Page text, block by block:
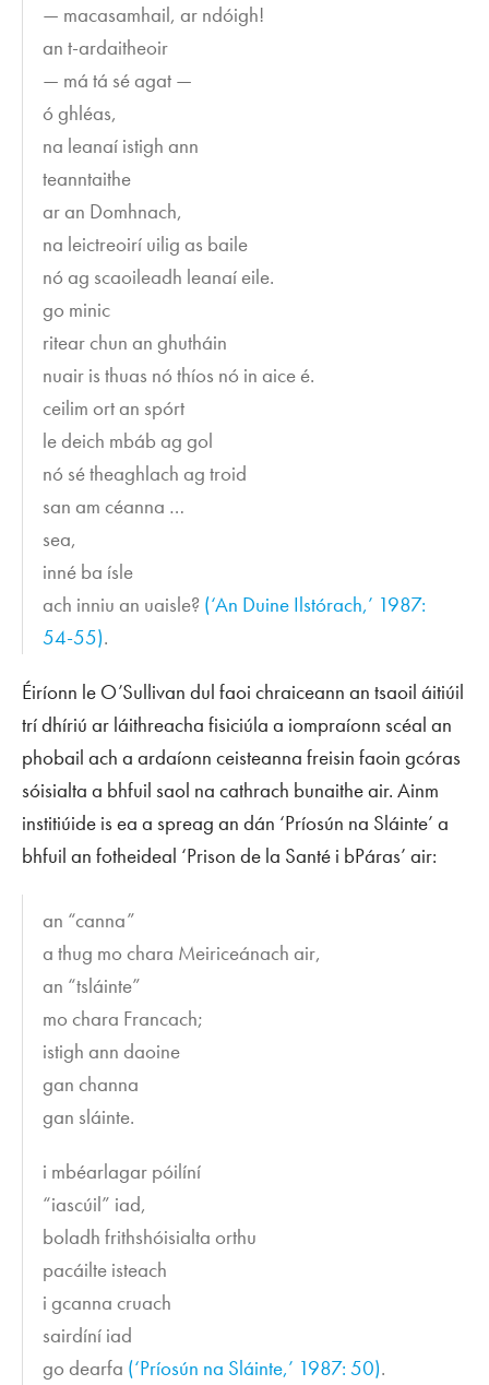
— macasamhail, ar ndóigh!
an t-ardaitheoir
— má tá sé agat —
ó ghléas,
na leanaí istigh ann
teanntaithe
ar an Domhnach,
na leictreoirí uilig as baile
nó ag scaoileadh leanaí eile.
go minic
ritear chun an ghutháin
nuair is thuas nó thíos nó in aice é.
ceilim ort an spórt
le deich mbáb ag gol
nó sé theaghlach ag troid
san am céanna …
sea,
inné ba ísle
ach inniu an uaisle? (‘An Duine Ilstórach,’ 1987:
54-55).
Éiríonn le O’Sullivan dul faoi chraiceann an tsaoil áitiúil
trí dhíriú ar láithreacha fisiciúla a iompraíonn scéal an
phobail ach a ardaíonn ceisteanna freisin faoin gcóras
sóisialta a bhfuil saol na cathrach bunaithe air. Ainm
institiúide is ea a spreag an dán ‘Príosún na Sláinte’ a
bhfuil an fotheideal ‘Prison de la Santé i bPáras’ air:
an “canna”
a thug mo chara Meiriceánach air,
an “tsláinte”
mo chara Francach;
istigh ann daoine
gan channa
gan sláinte.
i mbéarlagar póilíní
“iascúil” iad,
boladh frithshóisialta orthu
pacáilte isteach
i gcanna cruach
sairdíní iad
go dearfa (‘Príosún na Sláinte,’ 1987: 50).